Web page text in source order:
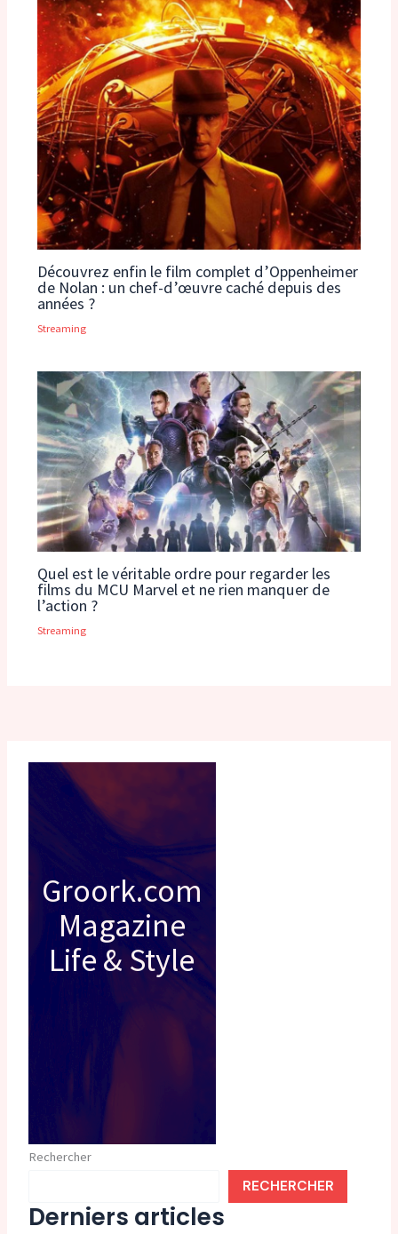
Découvrez enfin le film complet d’Oppenheimer
de Nolan : un chef-d’œuvre caché depuis des
années ?
Streaming
Quel est le véritable ordre pour regarder les
films du MCU Marvel et ne rien manquer de
l’action ?
Streaming
Groork.com
Magazine
Life & Style
Rechercher
RECHERCHER
Derniers articles